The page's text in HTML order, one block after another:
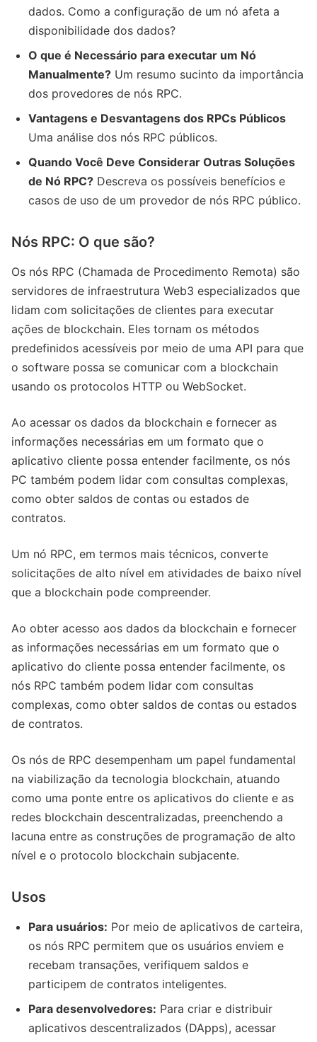
dados. Como a configuração de um nó afeta a
disponibilidade dos dados?
O que é Necessário para executar um Nó
Manualmente? Um resumo sucinto da importância
dos provedores de nós RPC.
Vantagens e Desvantagens dos RPCs Públicos
Uma análise dos nós RPC públicos.
Quando Você Deve Considerar Outras Soluções
de Nó RPC? Descreva os possíveis benefícios e
casos de uso de um provedor de nós RPC público.
Nós RPC: O que são?
Os nós RPC (Chamada de Procedimento Remota) são
servidores de infraestrutura Web3 especializados que
lidam com solicitações de clientes para executar
ações de blockchain. Eles tornam os métodos
predefinidos acessíveis por meio de uma API para que
o software possa se comunicar com a blockchain
usando os protocolos HTTP ou WebSocket.
Ao acessar os dados da blockchain e fornecer as
informações necessárias em um formato que o
aplicativo cliente possa entender facilmente, os nós
PC também podem lidar com consultas complexas,
como obter saldos de contas ou estados de
contratos.
Um nó RPC, em termos mais técnicos, converte
solicitações de alto nível em atividades de baixo nível
que a blockchain pode compreender.
Ao obter acesso aos dados da blockchain e fornecer
as informações necessárias em um formato que o
aplicativo do cliente possa entender facilmente, os
nós RPC também podem lidar com consultas
complexas, como obter saldos de contas ou estados
de contratos.
Os nós de RPC desempenham um papel fundamental
na viabilização da tecnologia blockchain, atuando
como uma ponte entre os aplicativos do cliente e as
redes blockchain descentralizadas, preenchendo a
lacuna entre as construções de programação de alto
nível e o protocolo blockchain subjacente.
Usos
Para usuários: Por meio de aplicativos de carteira,
os nós RPC permitem que os usuários enviem e
recebam transações, verifiquem saldos e
participem de contratos inteligentes.
Para desenvolvedores: Para criar e distribuir
aplicativos descentralizados (DApps), acessar